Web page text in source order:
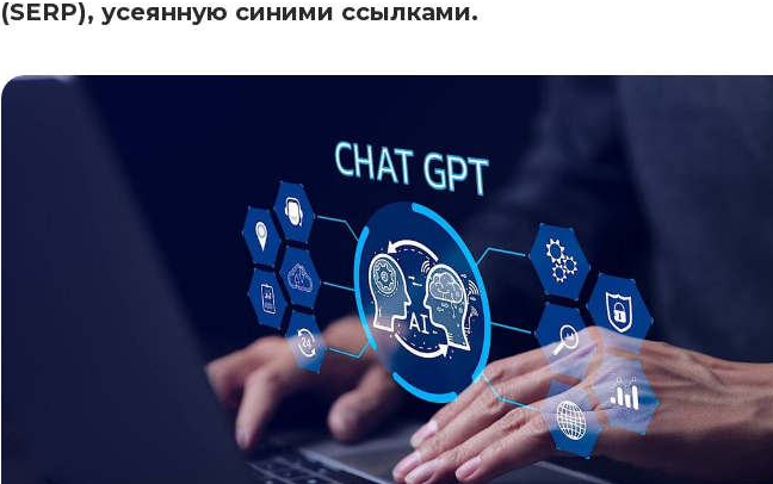
(SERP), усеянную синими ссылками.